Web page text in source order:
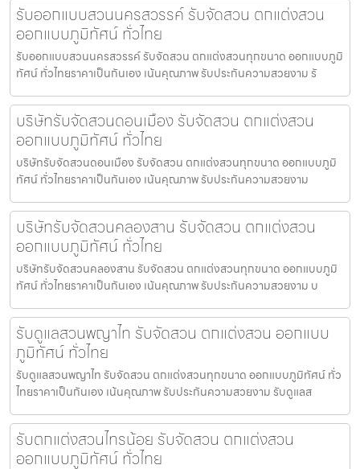
รับออกแบบสวนนครสวรรค์ รับจัดสวน ตกแต่งสวน
ออกแบบภูมิทัศน์ ทั่วไทย
รับออกแบบสวนนครสวรรค์ รับจัดสวน ตกแต่งสวนทุกขนาด ออกแบบภูมิ
ทัศน์ ทั่วไทยราคาเป็นกันเอง เน้นคุณภาพ รับประกันความสวยงาม รั
บริษัทรับจัดสวนดอนเมือง รับจัดสวน ตกแต่งสวน
ออกแบบภูมิทัศน์ ทั่วไทย
บริษัทรับจัดสวนดอนเมือง รับจัดสวน ตกแต่งสวนทุกขนาด ออกแบบภูมิ
ทัศน์ ทั่วไทยราคาเป็นกันเอง เน้นคุณภาพ รับประกันความสวยงาม
บริษัทรับจัดสวนคลองสาน รับจัดสวน ตกแต่งสวน
ออกแบบภูมิทัศน์ ทั่วไทย
บริษัทรับจัดสวนคลองสาน รับจัดสวน ตกแต่งสวนทุกขนาด ออกแบบภูมิ
ทัศน์ ทั่วไทยราคาเป็นกันเอง เน้นคุณภาพ รับประกันความสวยงาม บ
รับดูแลสวนพญาไท รับจัดสวน ตกแต่งสวน ออกแบบ
ภูมิทัศน์ ทั่วไทย
รับดูแลสวนพญาไท รับจัดสวน ตกแต่งสวนทุกขนาด ออกแบบภูมิทัศน์ ทั่ว
ไทยราคาเป็นกันเอง เน้นคุณภาพ รับประกันความสวยงาม รับดูแลส
รับตกแต่งสวนไทรน้อย รับจัดสวน ตกแต่งสวน
ออกแบบภูมิทัศน์ ทั่วไทย